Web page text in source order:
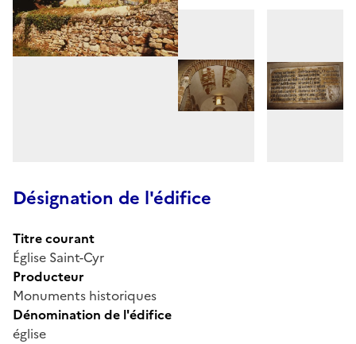
Désignation de l'édifice
Titre courant
Église Saint-Cyr
Producteur
Monuments historiques
Dénomination de l'édifice
église